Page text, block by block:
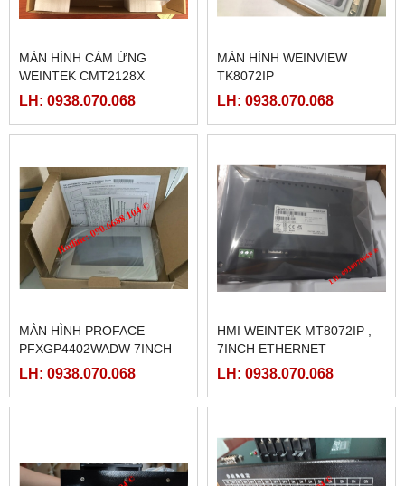
MÀN HÌNH CẢM ỨNG
WEINTEK CMT2128X
LH: 0938.070.068
MÀN HÌNH WEINVIEW
TK8072IP
LH: 0938.070.068
MÀN HÌNH PROFACE
PFXGP4402WADW 7INCH
LH: 0938.070.068
HMI WEINTEK MT8072IP ,
7INCH ETHERNET
LH: 0938.070.068